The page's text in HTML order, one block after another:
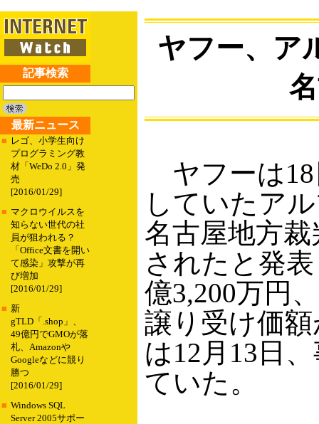
記事検索
最新ニュース
■ レゴ、小学生向け
プログラミング教
材「WeDo 2.0」発
売
[2016/01/29]
■ マクロウイルスを
知らない世代の社
員が狙われる？
「Office文書を開い
て感染」攻撃が再
び増加
[2016/01/29]
■ 新
gTLD「.shop」、
49億円でGMOが落
札、Amazonや
Googleなどに競り
勝つ
[2016/01/29]
■ Windows SQL
Server 2005サポー
ヤフー、ア
ヤフーは18
していたア
名古屋地方
されたと発
億3,200万円
譲り受け価
は12月13日
ていた。